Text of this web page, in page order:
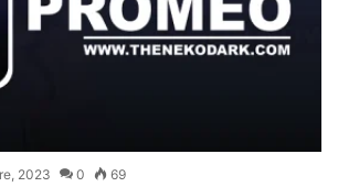
2023 0 69